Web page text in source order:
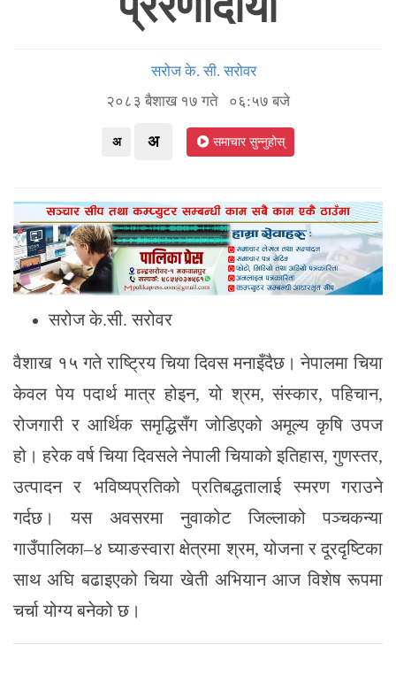
सरोज के. सी. सरोवर
२०८३ बैशाख १७ गते ०६:५७ बजे
अ अ समाचार सुन्नुहोस्
सरोज के.सी. सरोवर
वैशाख १५ गते राष्ट्रिय चिया दिवस मनाइँदैछ। नेपालमा चिया
केवल पेय पदार्थ मात्र होइन, यो श्रम, संस्कार, पहिचान,
रोजगारी र आर्थिक समृद्धिसँग जोडिएको अमूल्य कृषि उपज
हो। हरेक वर्ष चिया दिवसले नेपाली चियाको इतिहास, गुणस्तर,
उत्पादन र भविष्यप्रतिको प्रतिबद्धतालाई स्मरण गराउने
गर्दछ। यस अवसरमा नुवाकोट जिल्लाको पञ्चकन्या
गाउँपालिका–४ घ्याङस्वारा क्षेत्रमा श्रम, योजना र दूरदृष्टिका
साथ अघि बढाइएको चिया खेती अभियान आज विशेष रूपमा
चर्चा योग्य बनेको छ।